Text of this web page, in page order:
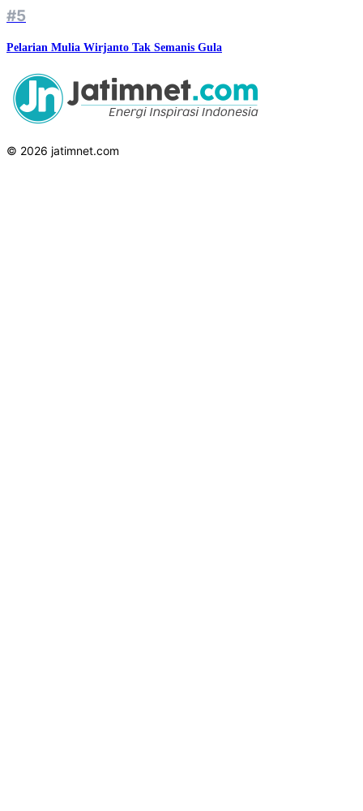
#5
Pelarian Mulia Wirjanto Tak Semanis Gula
© 2026 jatimnet.com